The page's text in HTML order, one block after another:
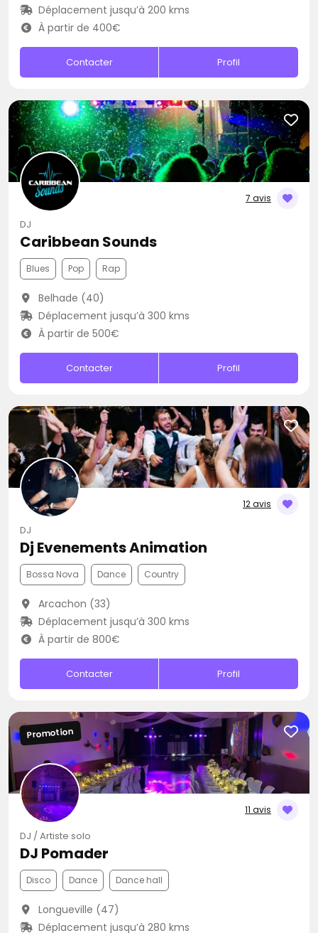
Déplacement jusqu’à 200 kms
À partir de 400€
Contacter Profil
7 avis
DJ
Caribbean Sounds
Blues Pop Rap
Belhade (40)
Déplacement jusqu’à 300 kms
À partir de 500€
Contacter Profil
12 avis
DJ
Dj Evenements Animation
Bossa Nova Dance Country
Arcachon (33)
Déplacement jusqu’à 300 kms
À partir de 800€
Contacter Profil
11 avis
Promotion
DJ / Artiste solo
DJ Pomader
Disco Dance Dance hall
Longueville (47)
Déplacement jusqu’à 280 kms